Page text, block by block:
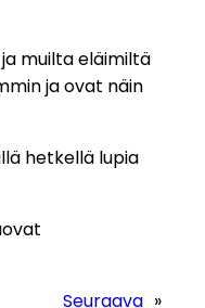
muilta eläimiltä
ja ovat näin
hetkellä lupia
Seuraava »